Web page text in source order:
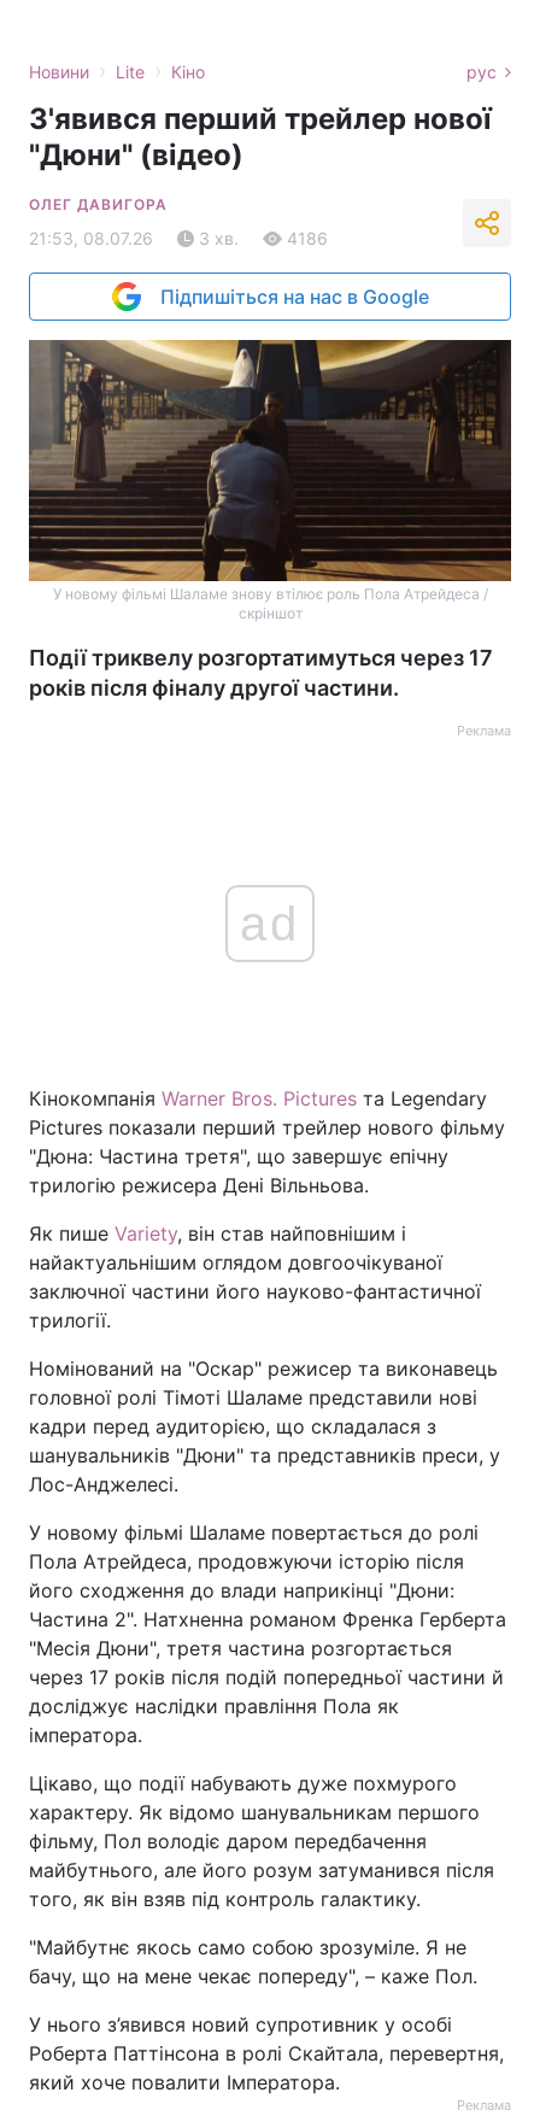
Новини › Lite › Кіно рус
З'явився перший трейлер нової
"Дюни" (відео)
ОЛЕГ ДАВИГОРА
21:53, 08.07.26 3 хв. 4186
Підпишіться на нас в Google
У новому фільмі Шаламе знову втілює роль Пола Атрейдеса /
скріншот
Події триквелу розгортатимуться через 17
років після фіналу другої частини.
Реклама
ad
Кінокомпанія Warner Bros. Pictures та Legendary
Pictures показали перший трейлер нового фільму
"Дюна: Частина третя", що завершує епічну
трилогію режисера Дені Вільньова.
Як пише Variety, він став найповнішим і
найактуальнішим оглядом довгоочікуваної
заключної частини його науково-фантастичної
трилогії.
Номінований на "Оскар" режисер та виконавець
головної ролі Тімоті Шаламе представили нові
кадри перед аудиторією, що складалася з
шанувальників "Дюни" та представників преси, у
Лос-Анджелесі.
У новому фільмі Шаламе повертається до ролі
Пола Атрейдеса, продовжуючи історію після
його сходження до влади наприкінці "Дюни:
Частина 2". Натхненна романом Френка Герберта
"Месія Дюни", третя частина розгортається
через 17 років після подій попередньої частини й
досліджує наслідки правління Пола як
імператора.
Цікаво, що події набувають дуже похмурого
характеру. Як відомо шанувальникам першого
фільму, Пол володіє даром передбачення
майбутнього, але його розум затуманився після
того, як він взяв під контроль галактику.
"Майбутнє якось само собою зрозуміле. Я не
бачу, що на мене чекає попереду", – каже Пол.
У нього з’явився новий супротивник у особі
Роберта Паттінсона в ролі Скайтала, перевертня,
який хоче повалити Імператора.
Реклама